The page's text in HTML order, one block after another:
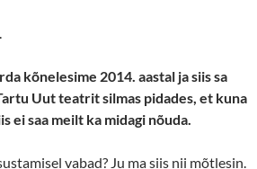
kõnelesime 2014. aastal ja siis sa
Uut teatrit silmas pidades, et kuna
ei saa meilt ka midagi nõuda.
vabad? Ju ma siis nii mõtlesin.